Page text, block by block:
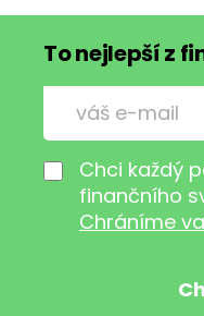
To nejlepší z
Chci každý
finančního
Chráníme